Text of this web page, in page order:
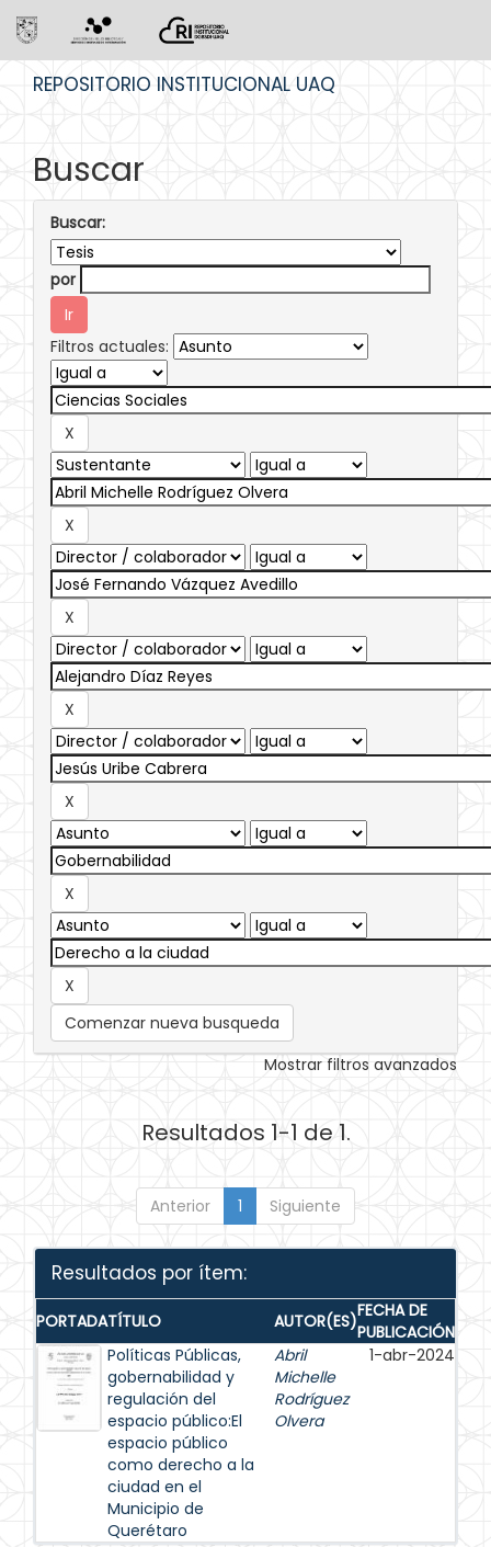
REPOSITORIO INSTITUCIONAL UAQ
Buscar
Buscar:
por
Filtros actuales:
Comenzar nueva busqueda
Mostrar filtros avanzados
Resultados 1-1 de 1.
Anterior 1 Siguiente
Resultados por ítem:
PORTADATÍTULO AUTOR(ES)FECHA DE
PUBLICACIÓN
Políticas Públicas,
gobernabilidad y
regulación del
espacio público:El
espacio público
como derecho a la
ciudad en el
Municipio de
Querétaro
Abril
Michelle
Rodríguez
Olvera
1-abr-2024